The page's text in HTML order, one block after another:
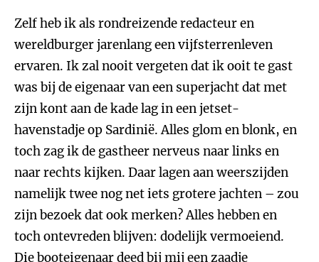
Zelf heb ik als rondreizende redacteur en
wereldburger jarenlang een vijfsterrenleven
ervaren. Ik zal nooit vergeten dat ik ooit te gast
was bij de eigenaar van een superjacht dat met
zijn kont aan de kade lag in een jetset-
havenstadje op Sardinië. Alles glom en blonk, en
toch zag ik de gastheer nerveus naar links en
naar rechts kijken. Daar lagen aan weerszijden
namelijk twee nog net iets grotere jachten – zou
zijn bezoek dat ook merken? Alles hebben en
toch ontevreden blijven: dodelijk vermoeiend.
Die booteigenaar deed bij mij een zaadje